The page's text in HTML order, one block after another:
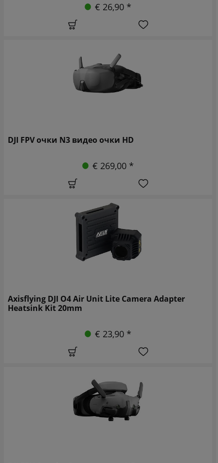
€ 26,90 *
DJI FPV очки N3 видео очки HD
€ 269,00 *
Axisflying DJI O4 Air Unit Lite Camera Adapter
Heatsink Kit 20mm
€ 23,90 *